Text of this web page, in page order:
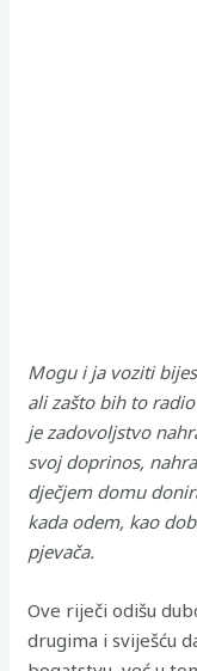
Mogu i ja voziti
ali zašto bih to
je zadovoljstvo
svoj doprinos,
dječjem domu
kada odem, kao
pjevača.
Ove riječi odišu
drugima i sviješću